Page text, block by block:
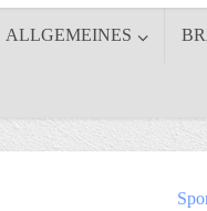
ALLGEMEINES